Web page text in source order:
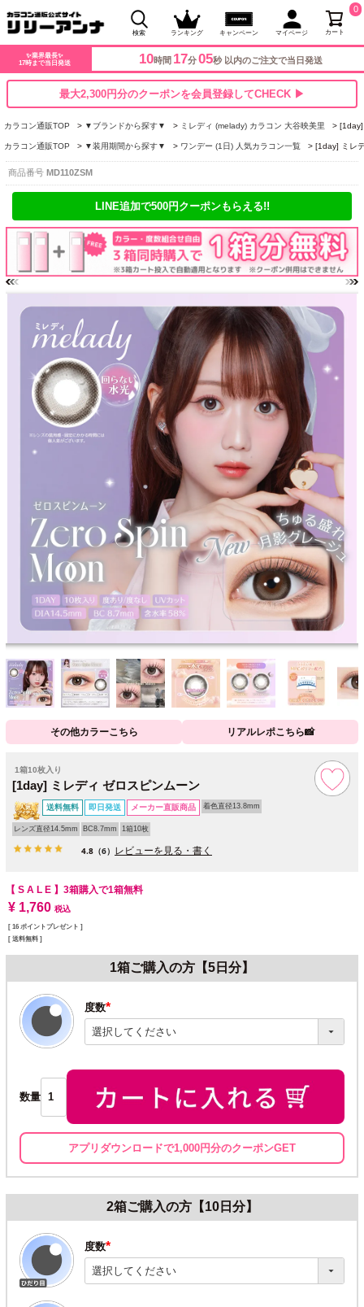
検索 ランキング キャンペーン マイページ カート
0
✨業界最長✨
17時まで当日発送
10時間 17分05秒 以内のご注文で当日発送
最大2,300円分のクーポンを会員登録してCHECK ▶
カラコン通販TOP ▼ブランドから探す▼ ミレディ (melady) カラコン 大谷映美里 [1day]
カラコン通販TOP ▼装用期間から探す▼ ワンデー (1日) 人気カラコン一覧 [1day] ミレ
商品番号 MD110ZSM
LINE追加で500円クーポンもらえる!!
その他カラーこちら リアルレポこちら📸
1箱10枚入り
[1day] ミレディ ゼロスピンムーン
送料無料 即日発送 メーカー直販商品 着色直径13.8mm
レンズ直径14.5mm BC8.7mm 1箱10枚
4.8 （6） レビューを見る・書く
【 S A L E 】 3箱購入で1箱無料
¥ 1,760 税込
[ 16 ポイントプレゼント ]
送料無料
1箱ご購入の方【5日分】
度数
(必
須)
数量
アプリダウンロードで1,000円分のクーポンGET
2箱ご購入の方【10日分】
度数
(必
須)